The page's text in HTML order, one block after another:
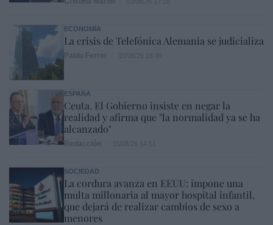
ECONOMÍA
La crisis de Telefónica Alemania se judicializa
ESPAÑA
Ceuta. El Gobierno insiste en negar la
realidad y afirma que "la normalidad ya se ha
alcanzado"
SOCIEDAD
La cordura avanza en EEUU: impone una
multa millonaria al mayor hospital infantil,
que dejará de realizar cambios de sexo a
menores